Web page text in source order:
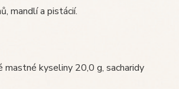
mandlí a pistácií.
kyseliny 20,0 g, sacharidy